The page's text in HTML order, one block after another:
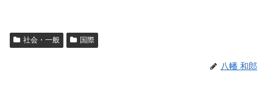
社会・一般 国際
八幡 和郎